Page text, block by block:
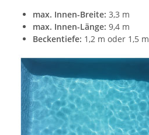
max. Innen-Breite: 3,3 m
max. Innen-Länge: 9,4 m
Beckentiefe: 1,2 m oder 1,5 m